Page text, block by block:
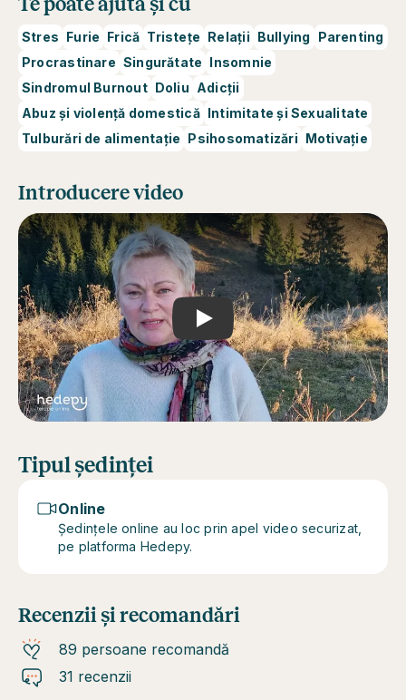
Te poate ajuta și cu
Stres Furie Frică Tristețe Relații Bullying
Parenting
Procrastinare Singurătate Insomnie
Sindromul Burnout Doliu Adicții
Abuz și violență domestică Intimitate și Sexualitate
Tulburări de alimentație Psihosomatizări Motivație
Introducere video
Play
Tipul ședinței
Online
Ședințele online au loc prin apel video securizat,
pe platforma Hedepy.
Recenzii și recomandări
89 persoane recomandă
31 recenzii